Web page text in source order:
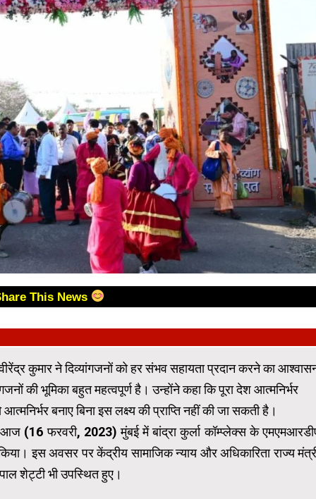
This News
कुमार ने दिव्यांगजनों को हर संभव सहायता प्रदान करने का
की भूमिका बहुत महत्वपूर्ण है। उन्होंने कहा कि पूरा देश आत्मनिर्भर
बनाए बिना इस लक्ष्य की प्राप्ति नहीं की जा सकती है।
(16 फरवरी, 2023) मुंबई में बांद्रा कुर्ला कॉम्प्लेक्स के
इस अवसर पर केंद्रीय सामाजिक न्याय और अधिकारिता राज्य
शेट्टी भी उपस्थित हुए।